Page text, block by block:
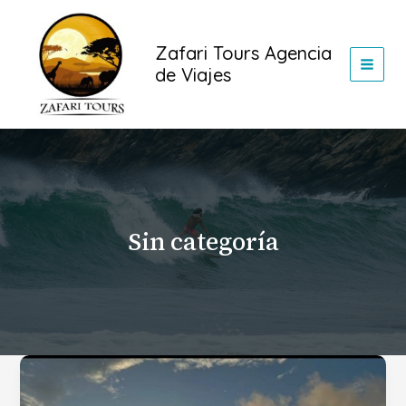
contenido
Zafari Tours Agencia
de Viajes
Sin categoría
Descubre